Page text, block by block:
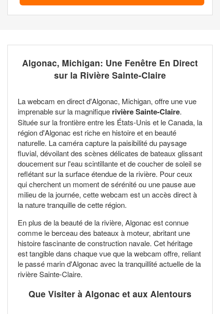
Algonac, Michigan: Une Fenêtre En Direct
sur la Rivière Sainte-Claire
La webcam en direct d'Algonac, Michigan, offre une vue
imprenable sur la magnifique rivière Sainte-Claire.
Située sur la frontière entre les États-Unis et le Canada, la
région d'Algonac est riche en histoire et en beauté
naturelle. La caméra capture la paisibilité du paysage
fluvial, dévoilant des scènes délicates de bateaux glissant
doucement sur l'eau scintillante et de coucher de soleil se
reflétant sur la surface étendue de la rivière. Pour ceux
qui cherchent un moment de sérénité ou une pause aue
milieu de la journée, cette webcam est un accès direct à
la nature tranquille de cette région.
En plus de la beauté de la rivière, Algonac est connue
comme le berceau des bateaux à moteur, abritant une
histoire fascinante de construction navale. Cet héritage
est tangible dans chaque vue que la webcam offre, reliant
le passé marin d'Algonac avec la tranquillité actuelle de la
rivière Sainte-Claire.
Que Visiter à Algonac et aux Alentours